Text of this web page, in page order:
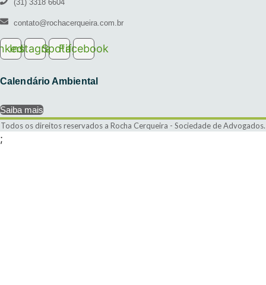
(31) 3318 6604
contato@rochacerqueira.com.br
Instagram
SpotifyFacebook
Calendário Ambiental
Saiba mais
Todos os direitos reservados a Rocha Cerqueira - Sociedade de Advogados.
;